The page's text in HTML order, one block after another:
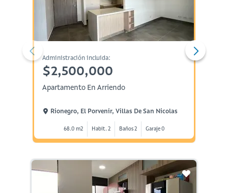
Administración incluida:
$2,500,000
Apartamento En Arriendo
Rionegro, El Porvenir, Villas De San Nicolas
68.0 m2 Habit. 2 Baños 2 Garaje 0